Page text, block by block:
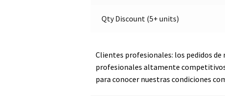
cantidad
Qty Discount (5+ units)
Clientes profesionales: los pedidos de
profesionales altamente
para conocer nuestras condiciones